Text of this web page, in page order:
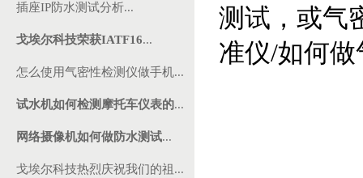
插座IP防水测试分析...
戈埃尔科技荣获IATF16...
怎么使用气密性检测仪做手机...
试水机如何检测摩托车仪表的...
网络摄像机如何做防水测试...
戈埃尔科技热烈庆祝我们的祖...
测试，或气
准仪/如何